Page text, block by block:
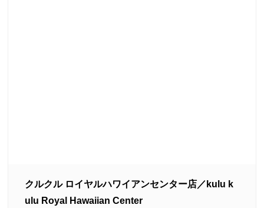
クルクル ロイヤルハワイアンセンター店／kulu k
ulu Royal Hawaiian Center